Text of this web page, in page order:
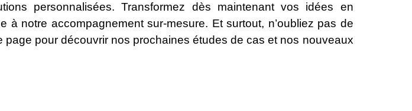
personnalisées. Transformez dès maintenant vos idées en
à notre accompagnement sur-mesure. Et surtout, n’oubliez pas de
page pour découvrir nos prochaines études de cas et nos nouveaux